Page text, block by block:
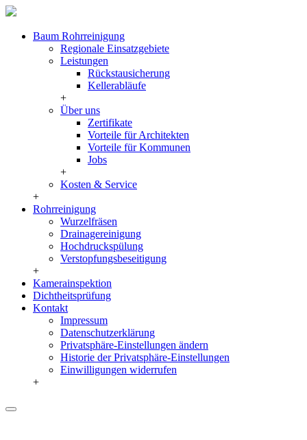
Baum Rohrreinigung
Regionale Einsatzgebiete
Leistungen
Rückstausicherung
Kellerabläufe
+
Über uns
Zertifikate
Vorteile für Architekten
Vorteile für Kommunen
Jobs
+
Kosten & Service
+
Rohrreinigung
Wurzelfräsen
Drainagereinigung
Hochdruckspülung
Verstopfungsbeseitigung
+
Kamerainspektion
Dichtheitsprüfung
Kontakt
Impressum
Datenschutzerklärung
Privatsphäre-Einstellungen ändern
Historie der Privatsphäre-Einstellungen
Einwilligungen widerrufen
+